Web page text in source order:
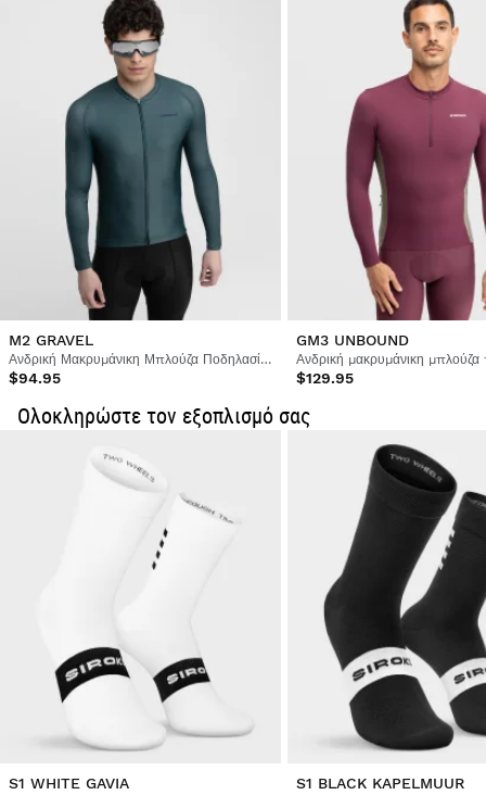
Ήταν χρήσιμη αυτή η κριτική; 2 χρόνια πριν
Επαληθευμένος Πελάτης
Alessandro martin
Long Sleeve Cycling Jersey Siroko M2 Focus M
Σφιχτό και φρέσκο ύφασμα, τα μεγέθη είναι λίγο άφθονα
φόρεμα S 179 kg 69 ύψος
1 άτομο θεωρούν αυτήν την κριτική χρήσιμη.
Ήταν χρήσιμη αυτή η κριτική;
3 χρόνια πριν
M2 GRAVEL
Ανδρική Μακρυμάνικη Μπλούζα Ποδηλασίας
$94.95
GM3 UNBOUND
$129.95
Ολοκληρώστε τον εξοπλισμό σας
S1 WHITE GAVIA S1 BLACK KAPELMUUR